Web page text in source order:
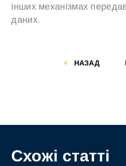
інших механізмах
даних.
НАЗАД
Схожі статті